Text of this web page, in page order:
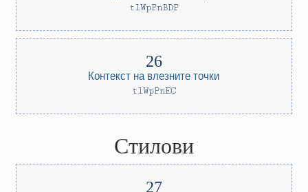
tlWpPnBDP
Контекст на влезните точки
tlWpPnEC
Стилови